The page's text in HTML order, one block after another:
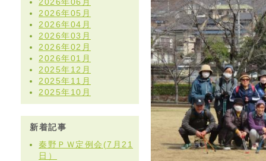
2026年05月
2026年04月
2026年03月
2026年02月
2026年01月
2025年12月
2025年11月
2025年10月
新着記事
秦野ＰＷ定例会(7月21
日）